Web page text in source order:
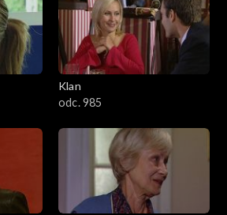
Klan
odc. 985